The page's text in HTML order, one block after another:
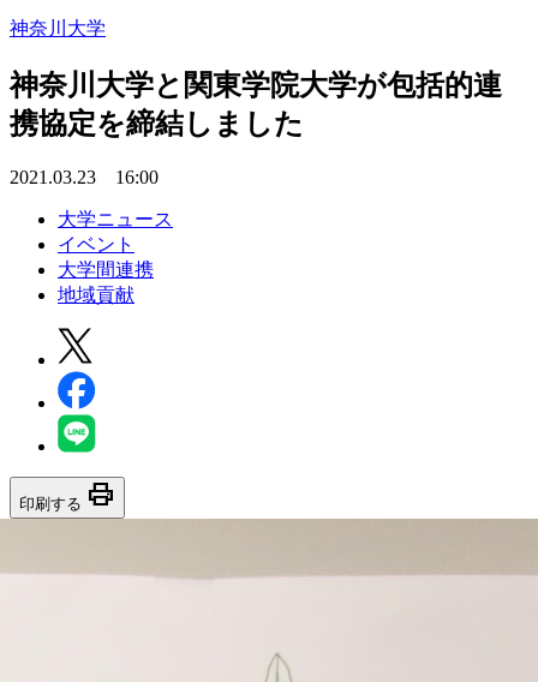
神奈川大学
神奈川大学と関東学院大学が包括的連
携協定を締結しました
2021.03.23 16:00
大学ニュース
イベント
大学間連携
地域貢献
印刷する print